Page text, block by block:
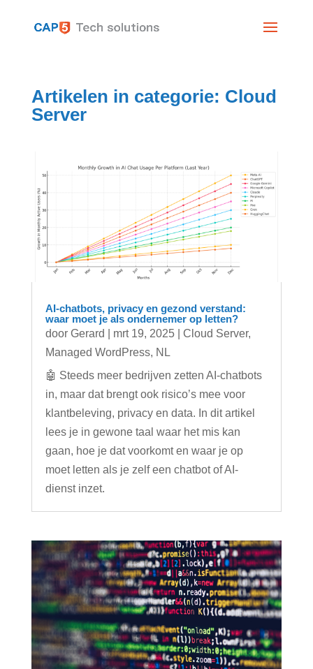
Artikelen in categorie: Cloud
Server
AI-chatbots, privacy en gezond verstand:
waar moet je als ondernemer op letten?
door Gerard mrt 19, 2025| Cloud Server,
Managed WordPress, NL
🤖 Steeds meer bedrijven zetten AI-chatbots
in, maar dat brengt ook risico’s mee voor
klantbeleving, privacy en data. In dit artikel
lees je in gewone taal waar het mis kan
gaan, hoe je dat voorkomt en waar je op
moet letten als je zelf een chatbot of AI-
dienst inzet.